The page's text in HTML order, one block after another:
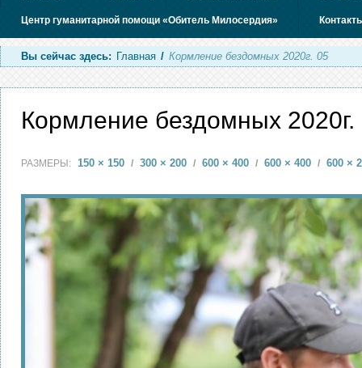
Центр гуманитарной помощи «Обитель Милосердия»
Вы сейчас здесь: Главная / Кормление бездомных 2020г. 05
Кормление бездомных 2020г.
РАЗМЕРЫ: 150 × 150 / 300 × 200 / 600 × 400 / 600 × 400 / 600 ×